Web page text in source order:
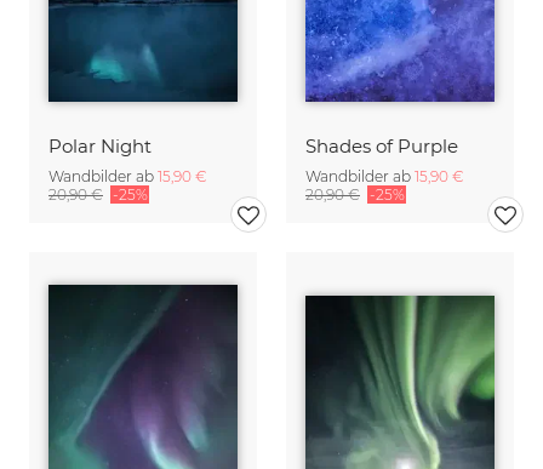
Polar Night
Wandbilder ab 15,90 €
20,90 € -25%
Shades of Purple
Wandbilder ab 15,90 €
20,90 € -25%